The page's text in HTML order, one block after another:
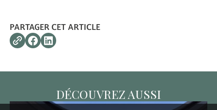
PARTAGER CET ARTICLE
DÉCOUVREZ AUSSI